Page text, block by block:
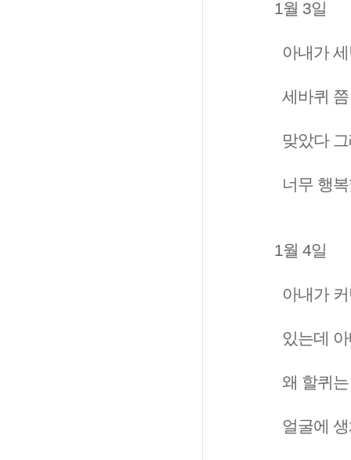
1월 3일
아내가
세바퀴
맞았다
너무 행
1월 4일
아내가
있는데
왜 할퀴
얼굴에